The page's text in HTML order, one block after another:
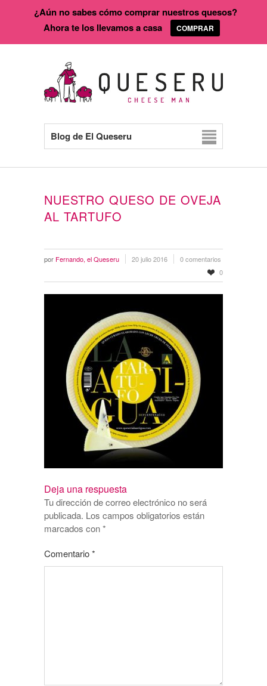
Blog de El Queseru
NUESTRO QUESO DE OVEJA
AL TARTUFO
por Fernando, el Queseru 20 julio 2016
0 comentarios
0
Deja una respuesta
Tu dirección de correo electrónico no será
publicada. Los campos obligatorios están
marcados con*
Comentario*
¿Aún no sabes cómo comprar nuestros quesos?
Ahora te los llevamos a casa
COMPRAR